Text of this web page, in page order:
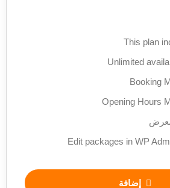
This plan
Unlimited
Booking
Opening Hours
Edit packages in WP
إضافة